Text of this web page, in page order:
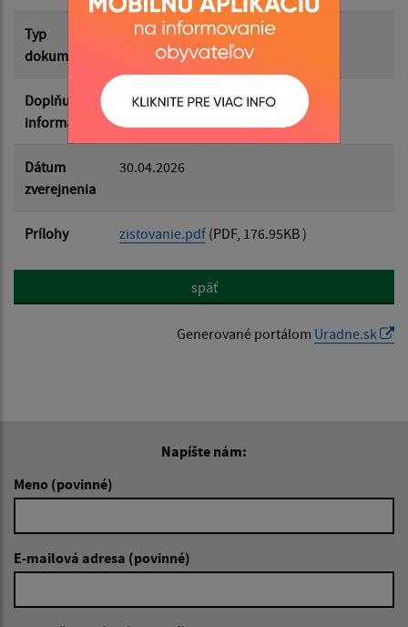
Filtrovať
Reset
Typ
dokumentu
Rozpočet-Hospodárenie
Doplňujúce
informácie
Dátum
zverejnenia
30.04.2026
Prílohy zistovanie.pdf (PDF, 176.95KB )
späť
Generované portálom Uradne.sk
Napíšte nám:
Meno (povinné)
E-mailová adresa (povinné)